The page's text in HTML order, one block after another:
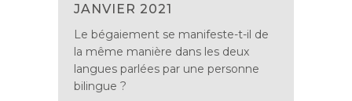
JANVIER 2021
Le bégaiement se manifeste-t-il de
la même manière dans les deux
langues parlées par une personne
bilingue ?